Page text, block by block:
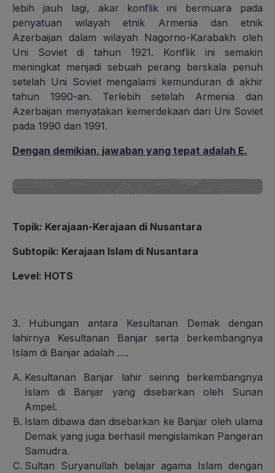
lebih jauh lagi, akar konflik ini bermuara pada
penyatuan wilayah etnik Armenia dan etnik
Azerbaijan dalam wilayah Nagorno-Karabakh oleh
Uni Soviet di tahun 1921. Konflik ini semakin
meningkat menjadi sebuah perang berskala penuh
setelah Uni Soviet mengalami kemunduran di akhir
tahun 1990-an. Terlebih setelah Armenia dan
Azerbaijan menyatakan kemerdekaan dari Uni Soviet
pada 1990 dan 1991.
Dengan demikian, jawaban yang tepat adalah E.
Topik: Kerajaan-Kerajaan di Nusantara
Subtopik: Kerajaan Islam di Nusantara
Level: HOTS
3. Hubungan antara Kesultanan Demak dengan
lahirnya Kesultanan Banjar serta berkembangnya
Islam di Banjar adalah ….
Kesultanan Banjar lahir seiring berkembangnya
Islam di Banjar yang disebarkan oleh Sunan
Ampel.
Islam dibawa dan disebarkan ke Banjar oleh ulama
Demak yang juga berhasil mengislamkan Pangeran
Samudra.
Sultan Suryanullah belajar agama Islam dengan